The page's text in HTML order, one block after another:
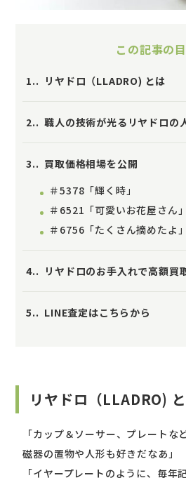
この記事の
1. リヤドロ（LLADRO) とは
2. 職人の技術が光るリヤドロの
3.
買取価格相場を公開
＃5378「輝く時」
＃6521「可愛いお花屋さん」
＃6756「たくさん摘めたよ」
4. リヤドロのお手入れで高額買
5. LINE査定はこちらから
リヤドロ（LLADRO)
「カップ＆ソーサー、プレートな
磁器の置物や人形も好きだなあ」
「イヤープレートのように、毎年